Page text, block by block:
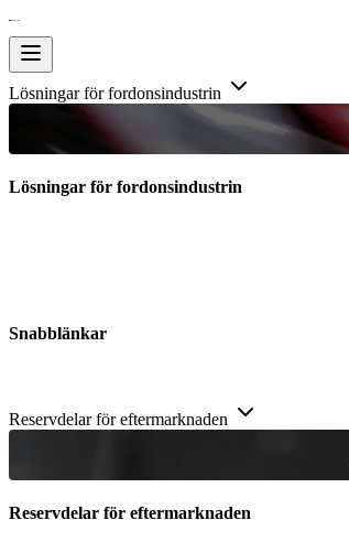
Lösningar för fordonsindustrin
Lösningar för fordonsindustrin
Snabblänkar
Reservdelar för eftermarknaden
Reservdelar för eftermarknaden